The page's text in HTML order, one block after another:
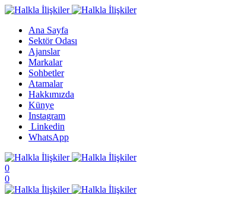
Ana Sayfa
Sektör Odası
Ajanslar
Markalar
Sohbetler
Atamalar
Hakkımızda
Künye
Instagram
Linkedin
WhatsApp
0
0